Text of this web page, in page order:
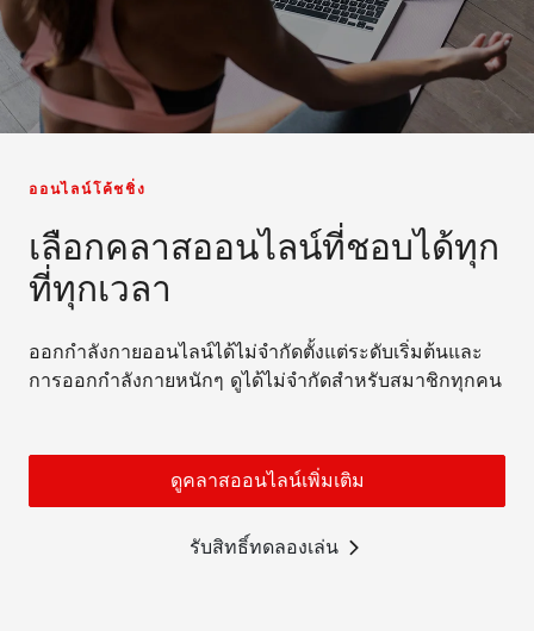
ออนไลน์โค้ชชิ่ง
เลือกคลาสออนไลน์ที่ชอบได้ทุก
ที่ทุกเวลา
ออกกำลังกายออนไลน์ได้ไม่จำกัดตั้งแต่ระดับเริ่มต้นและ
การออกกำลังกายหนักๆ ดูได้ไม่จำกัดสำหรับสมาชิกทุกคน
ดูคลาสออนไลน์เพิ่มเติม
รับสิทธิ์ทดลองเล่น